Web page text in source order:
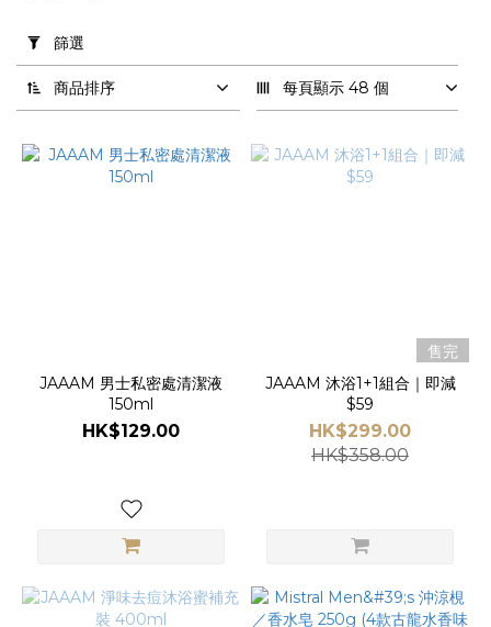
用
篩
選
(0/20)
品
SHARECO
篩選
商品排序 每頁顯示 48 個
JAAAM 男士私密處清潔液
150ml
HK$129.00
售完
JAAAM 沐浴1+1組合｜即減
$59
HK$299.00
HK$358.00